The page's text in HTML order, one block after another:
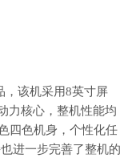
，该机采用8英寸屏
力核心，整机性能均
四色机身，个性化任
进一步完善了整机的